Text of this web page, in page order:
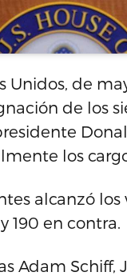
Unidos, de
de los
los
alcanzó
190 en contra.
Adam Schiff,